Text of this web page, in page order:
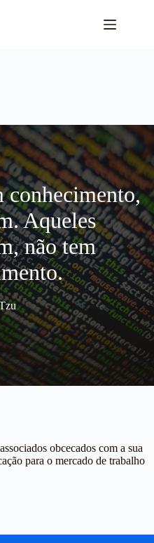
conhecimento,
Aqueles
não tem
obcecados com a sua
para o mercado de trabalho